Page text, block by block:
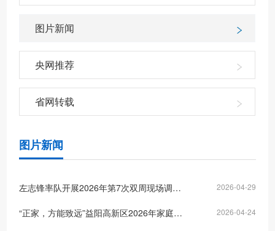
图片新闻
央网推荐
省网转载
图片新闻
左志锋率队开展2026年第7次双周现场调度重点项目建设和节前安全生产检查工作 2026-04-29
“正家，方能致远”益阳高新区2026年家庭助廉主题活动举行 2026-04-24